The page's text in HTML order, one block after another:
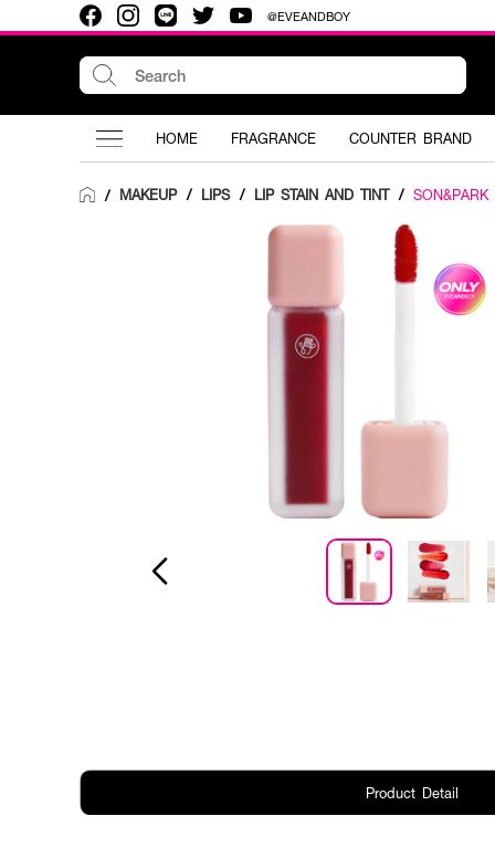
@EVEANDBOY
HOME FRAGRANCE COUNTER BRAND
/ MAKEUP / LIPS / LIP STAIN AND TINT / SON&PARK
Product Detail